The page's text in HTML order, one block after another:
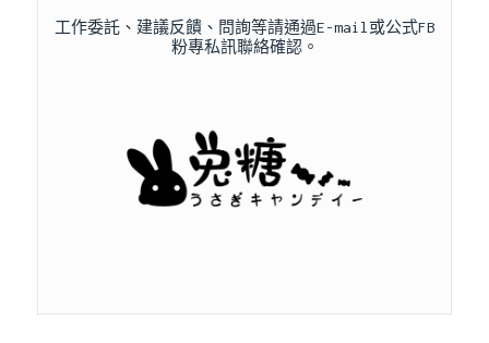
工作委託、建議反饋、問詢等請通過E-mail或公式FB